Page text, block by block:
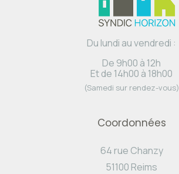
Du lundi au vendredi :
De 9h00 à 12h
Et de 14h00 à 18h00
(Samedi sur rendez-vous)
Coordonnées
64 rue Chanzy
51100 Reims